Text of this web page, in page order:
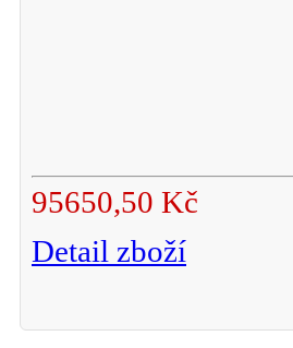
95650,50 Kč
Detail zboží